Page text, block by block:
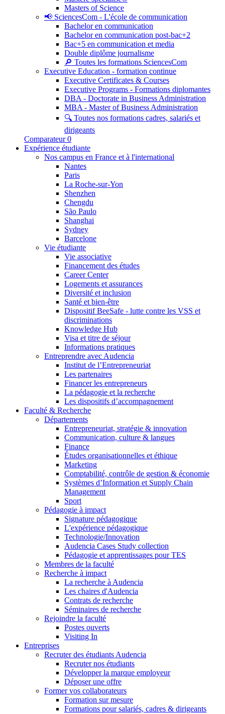
Masters of Science
📢 SciencesCom - L'école de communication
Bachelor en communication
Bachelor en communication post-bac+2
Bac+5 en communication et media
Double diplôme journalisme
🔎 Toutes les formations SciencesCom
Executive Education - formation continue
Executive Certificates & Courses
Executive Programs - Formations diplomantes
DBA - Doctorate in Business Administration
MBA - Master of Business Administration
🔍 Toutes nos formations cadres, salariés et
dirigeants
Comparateur 0
Expérience étudiante
Nos campus en France et à l'international
Nantes
Paris
La Roche-sur-Yon
Shenzhen
Chengdu
São Paulo
Shanghai
Sydney
Barcelone
Vie étudiante
Vie associative
Financement des études
Career Center
Logements et assurances
Diversité et inclusion
Santé et bien-être
Dispositif BeeSafe - lutte contre les VSS et
discriminations
Knowledge Hub
Visa et titre de séjour
Informations pratiques
Entreprendre avec Audencia
Institut de l’Entrepreneuriat
Les partenaires
Financer les entrepreneurs
La pédagogie et la recherche
Les dispositifs d’accompagnement
Faculté & Recherche
Départements
Entrepreneuriat, stratégie & innovation
Communication, culture & langues
Finance
Études organisationnelles et éthique
Marketing
Comptabilité, contrôle de gestion & économie
Systèmes d’Information et Supply Chain
Management
Sport
Pédagogie à impact
Signature pédagogique
L'expérience pédagogique
Technologie/Innovation
Audencia Cases Study collection
Pédagogie et apprentissages pour TES
Membres de la faculté
Recherche à impact
La recherche à Audencia
Les chaires d'Audencia
Contrats de recherche
Séminaires de recherche
Rejoindre la faculté
Postes ouverts
Visiting In
Entreprises
Recruter des étudiants Audencia
Recruter nos étudiants
Développer la marque employeur
Déposer une offre
Former vos collaborateurs
Formation sur mesure
Formations pour salariés, cadres & dirigeants